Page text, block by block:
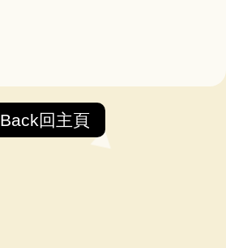
Back回主頁